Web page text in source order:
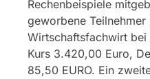
Rechenbeispiele
geworbene
Wirtschaftsfachwirt
Kurs 3.420,00 Euro,
85,50 EURO. Ein